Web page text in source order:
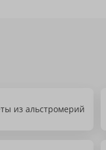
из альстромерий